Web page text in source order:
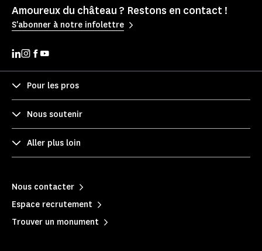
Amoureux du château ? Restons en contact !
S'abonner à notre infolettre
Pour les pros
Nous soutenir
Aller plus loin
Nous contacter
Espace recrutement
Trouver un monument